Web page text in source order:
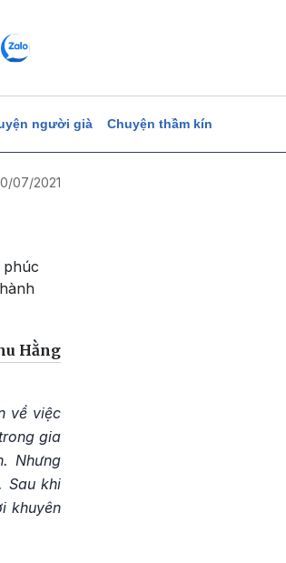
người già Chuyện thầm kín
07/2021
phúc
Hằng
về việc
gia
Nhưng
Sau khi
khuyên